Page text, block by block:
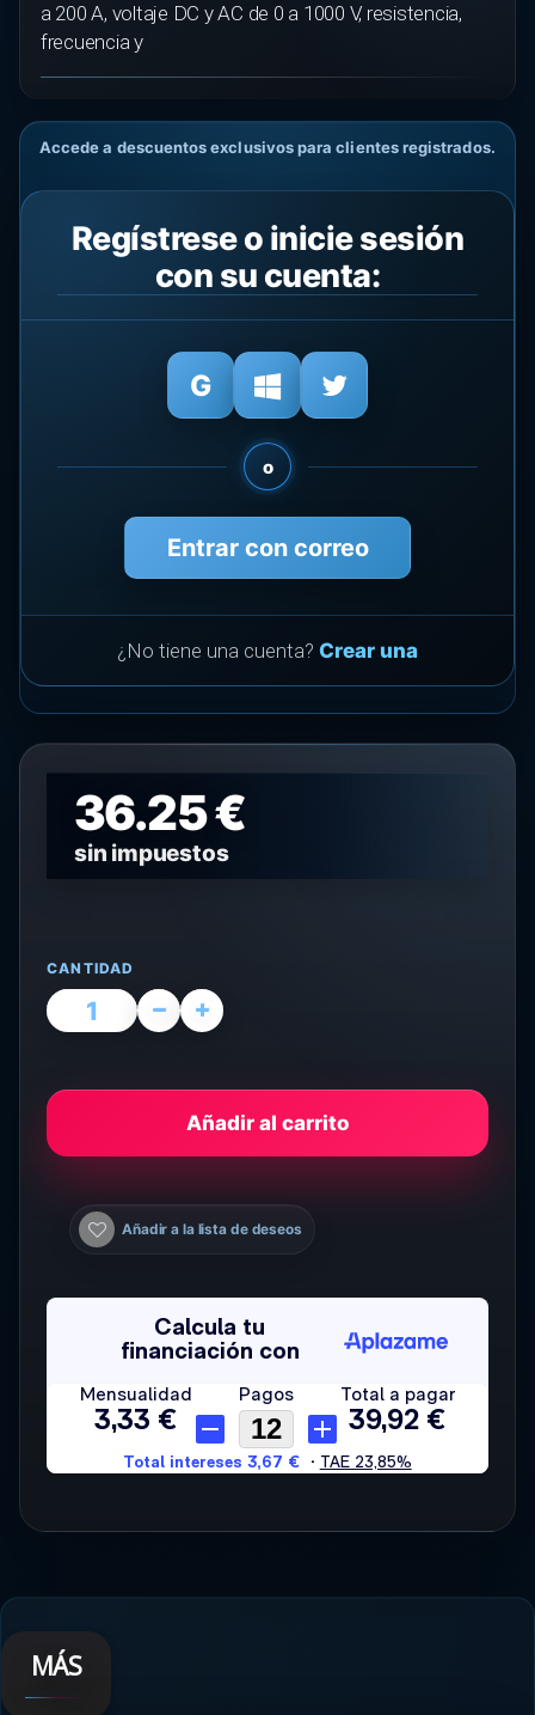
a 200 A, voltaje DC y AC de 0 a 1000 V, resistencia,
frecuencia y
Accede a descuentos exclusivos para clientes registrados.
Regístrese o inicie sesión
con su cuenta:
o
Entrar con correo
¿No tiene una cuenta? Crear una
36.25 €
sin impuestos
CANTIDAD
Añadir al carrito
Añadir a la lista de deseos
MÁS